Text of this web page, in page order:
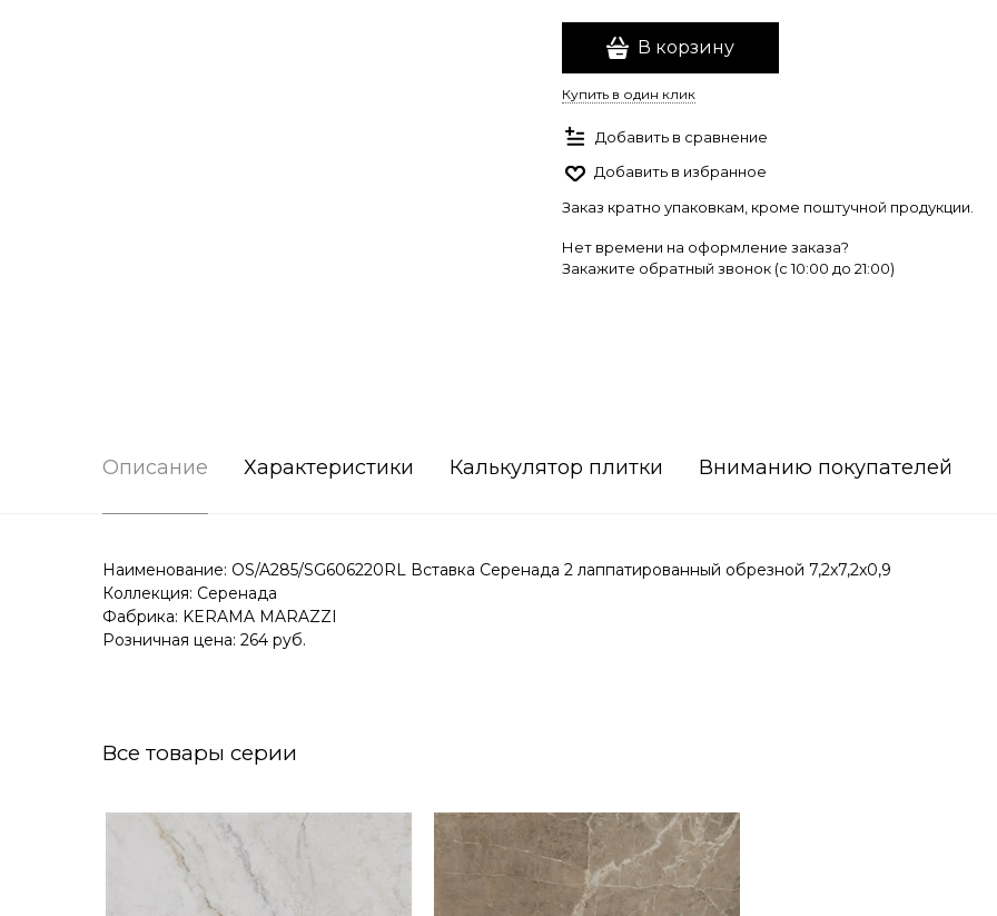
В корзину
Купить в один клик
Добавить в сравнение
Добавить в избранное
Заказ кратно упаковкам, кроме поштучной продукции.
Нет времени на оформление заказа?
Закажите обратный звонок (c 10:00 до 21:00)
Описание Характеристики Калькулятор плитки Вниманию покупателей
Наименование: OS/A285/SG606220RL Вставка Серенада 2 лаппатированный обрезной 7,2x7,2x0,9
Коллекция: Серенада
Фабрика: KERAMA MARAZZI
Розничная цена: 264 руб.
Все товары серии